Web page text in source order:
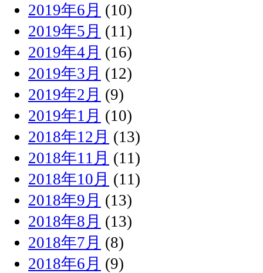
2019年6月 (10)
2019年5月 (11)
2019年4月 (16)
2019年3月 (12)
2019年2月 (9)
2019年1月 (10)
2018年12月 (13)
2018年11月 (11)
2018年10月 (11)
2018年9月 (13)
2018年8月 (13)
2018年7月 (8)
2018年6月 (9)